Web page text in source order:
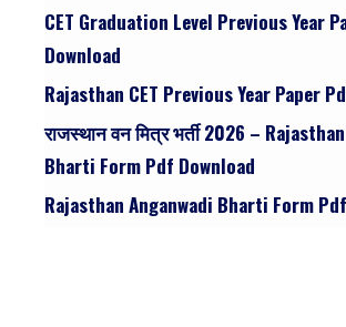
CET Graduation Level Previous Year
Download
Rajasthan CET Previous Year Paper
राजस्थान वन मित्र भर्ती 2026 –
Bharti Form Pdf Download
Rajasthan Anganwadi Bharti Form